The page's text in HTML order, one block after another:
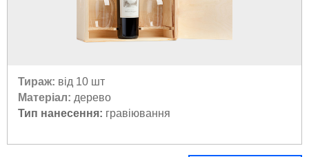
Тираж: від 10 шт
Матеріал: дерево
Тип нанесення: гравіювання